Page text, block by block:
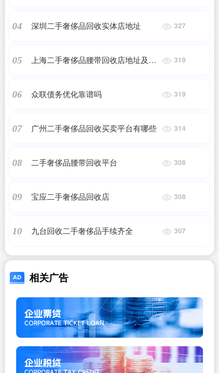
04 深圳二手奢侈品回收实体店地址 327
05
上海二手奢侈品腰带回收店地址及电
319
06 众联债务优化靠谱吗 319
07 广州二手奢侈品回收买卖平台有哪些 314
08 二手奢侈品腰带回收平台 308
09 宝应二手奢侈品回收店 308
10 九台回收二手奢侈品手续齐全 307
相关广告